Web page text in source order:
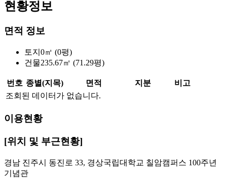
현황정보
면적 정보
토지 0㎡ (0평)
건물235.67㎡ (71.29평)
번호 종별(지목) 면적 지분
비고
조회된 데이터가 없습니다.
이용현황
[위치 및 부근현황]
경남 진주시 동진로 33, 경상국립대학교 칠암캠퍼스 100주년
기념관